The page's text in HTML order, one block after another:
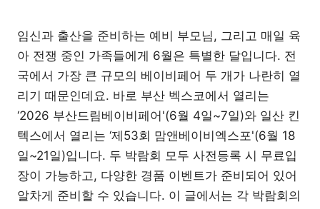
임신과 출산을 준비하는 예비 부모님, 그리고 매일 육
아 전쟁 중인 가족들에게 6월은 특별한 달입니다. 전
국에서 가장 큰 규모의 베이비페어 두 개가 나란히 열
리기 때문인데요. 바로 부산 벡스코에서 열리는
‘2026 부산드림베이비페어'(6월 4일~7일)와 일산 킨
텍스에서 열리는 ‘제53회 맘앤베이비엑스포'(6월 18
일~21일)입니다. 두 박람회 모두 사전등록 시 무료입
장이 가능하고, 다양한 경품 이벤트가 준비되어 있어
알차게 준비할 수 있습니다. 이 글에서는 각 박람회의